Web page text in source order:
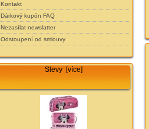
Kontakt
Dárkový kupón FAQ
Nezasílat newslatter
Odstoupení od smlouvy
Slevy [více]